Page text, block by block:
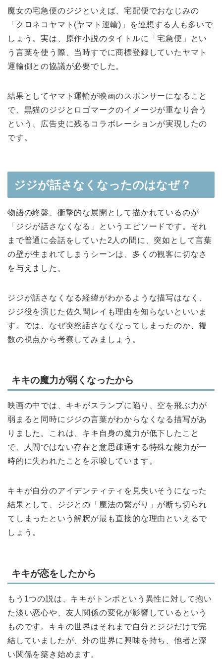
魔女の宅急便のジジといえば、宅配便でおなじみの
「クロネコヤマト(ヤマト運輸)」を連想する人も多いで
しょう。実は、原作小説のタイトルに「宅急便」とい
う言葉を使う際、当時すでに商標登録していたヤマト
運輸側との協議が必要でした。
結果としてヤマト運輸が映画のスポンサーになること
で、黒猫のジジとロゴマークのイメージが重なり合う
という、広告史に残るコラボレーションが実現したの
です。
ジジが話さなくなったのはなぜ？
物語の終盤、衝撃的な展開として描かれているのが
「ジジが話さなくなる」というエピソードです。それ
まで普通に会話をしていた2人の間に、突如として言葉
の壁が生まれてしまうシーンは、多くの観客に切なさ
を与えました。
ジジが話さなくなる経緯がわかるような描写はなく、
ジジ役を演じた佐久間レイも理由を知らないといいま
す。では、なぜ突然話さなくなってしまったのか、複
数の視点から考察してみましょう。
キキの魔力が弱くなったから
映画の中では、キキがスランプに陥り、空を飛ぶ力が
弱まると同時にジジの言葉がわからなくなる描写があ
りました。これは、キキ自身の魔力が低下したこと
で、人間ではない存在と意思疎通する特殊な能力が一
時的に失われたことを示唆しています。
キキが自分のアイデンティティを見失いそうになった
結果として、ジジとの「魔法の繋がり」が断ち切られ
てしまったという解釈が最も直接的な理由といえるで
しょう。
キキが恋をしたから
もう1つの説は、キキがトンボという異性に対して抱い
た淡い恋心や、友人関係の変化が影響しているという
ものです。キキの世界はそれまで自分とジジだけで完
結していましたが、外の世界に興味を持ち、他者と深
い関係を築き始めます。